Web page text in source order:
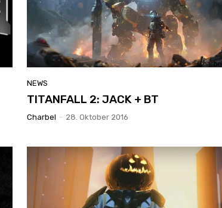
NEWS
TITANFALL 2: JACK + BT
Charbel - 28. Oktober 2016